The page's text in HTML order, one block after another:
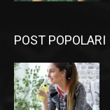
POST POPOLARI